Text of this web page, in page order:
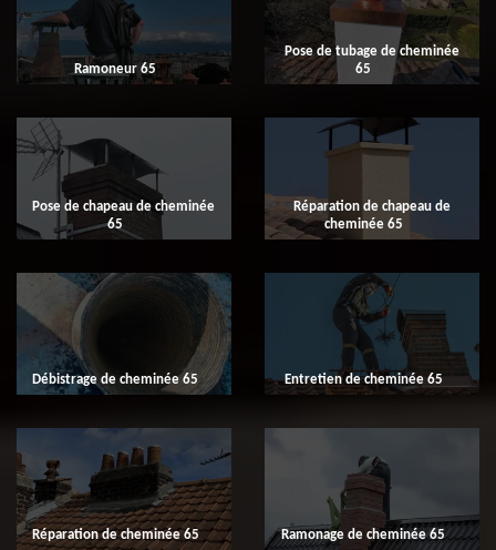
Ramoneur 65
Pose de tubage de cheminée
65
Pose de chapeau de cheminée
65
Réparation de chapeau de
cheminée 65
Débistrage de cheminée 65 Entretien de cheminée 65
Réparation de cheminée 65 Ramonage de cheminée 65